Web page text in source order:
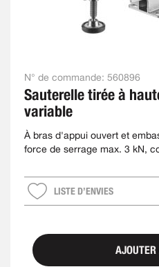
N° de commande: 560896
Sauterelle tirée à
variable
À bras d'appui ouvert et
force de serrage max. 3 kN,
LISTE D’ENVIES